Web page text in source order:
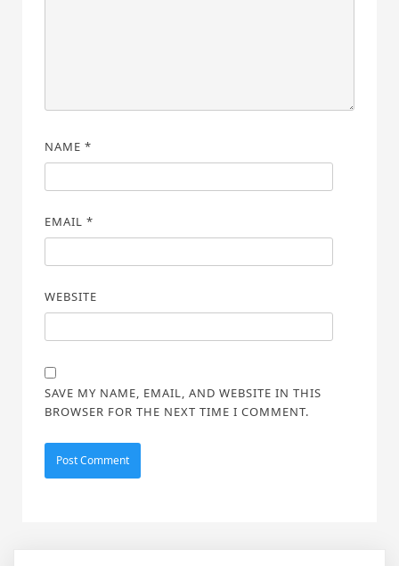
NAME *
EMAIL *
WEBSITE
SAVE MY NAME, EMAIL, AND WEBSITE IN THIS
BROWSER FOR THE NEXT TIME I COMMENT.